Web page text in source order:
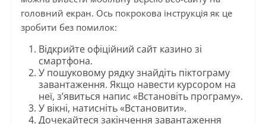
головний екран. Ось покрокова інструкція як це
зробити без помилок:
Відкрийте офіційний сайт казино зі
смартфона.
У пошуковому рядку знайдіть піктограму
завантаження. Якщо навести курсором на
неї, з’явиться напис «Встановіть програму».
У вікні, натисніть «Встановити».
Дочекайтеся закінчення завантаження